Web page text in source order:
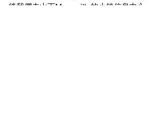
後我們去山下Marysville的小鎮信息中心